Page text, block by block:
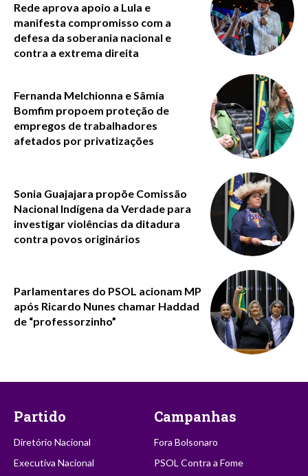
Rede aprova apoio a Lula e
manifesta compromisso com a
defesa da soberania nacional e
contra a extrema direita
Fernanda Melchionna e Sâmia
Bomfim propoem proteção de
empregos de trabalhadores
afetados por privatizações
Sonia Guajajara propõe Comissão
Nacional Indígena da Verdade para
investigar violências da ditadura
contra povos originários
Parlamentares do PSOL acionam MP
após Ricardo Nunes chamar Haddad
de “professorzinho”
Partido
Diretório Nacional
Executiva Nacional
Campanhas
Fora Bolsonaro
PSOL Contra a Fome